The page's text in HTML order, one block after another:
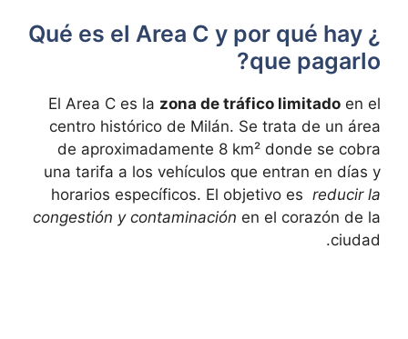
¿Qué es‍ el‌ Area C ⁣y por qué hay ​
que pagarlo?
El Area C es la zona ⁢de tráfico limitado en el
⁢centro histórico⁤ de Milán. Se trata de un área
de aproximadamente ​8 km² ‍donde se cobra
una tarifa a los vehículos que⁣ entran ⁣en‌ días y
horarios específicos. El objetivo es ​ reducir la
congestión y contaminación en el corazón de la
ciudad.